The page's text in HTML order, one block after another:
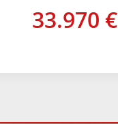
33.970 €